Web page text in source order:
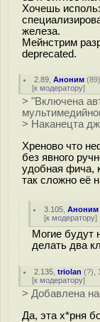
Хочешь
железа.
Мейнстрим
deprecated.
2.89 ,Аноним (89
[к модератору]
> "Включена
> Наканецта
Хреново что
без явного
удобная фича,
так сложно её
3.105 ,Аноним
[к модератору]
Могие будут
делать два
2.135 ,triolan (?),
[к модератору]
> Добавлена
Да, эта х*рня